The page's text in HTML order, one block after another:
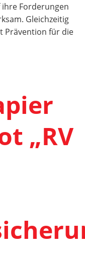
ihre Forderungen
Gleichzeitig
Prävention für die
„RV